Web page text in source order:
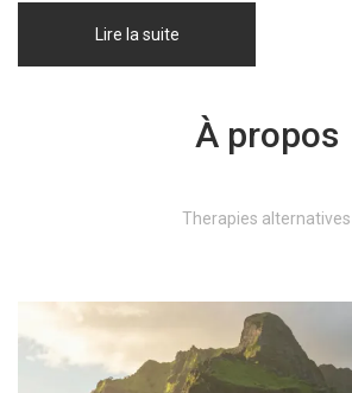
Lire la suite
À propos
Therapies alternatives